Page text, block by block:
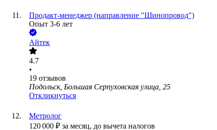
Продакт-менеджер (направление "Шинопровод")
Опыт 3-6 лет
Айтек
4.7
•
19 отзывов
Подольск, Большая Серпуховская улица, 25
Откликнуться
Метролог
120 000 ₽ за месяц, до вычета налогов